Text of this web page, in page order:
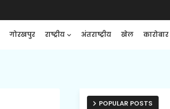
गोरखपुर राष्ट्रीय अंतराष्ट्रीय खेल कारोबार
POPULAR POSTS